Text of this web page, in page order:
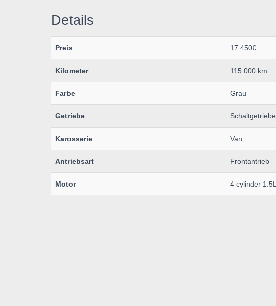
Details
Preis 17.450€
Kilometer 115.000 km
Farbe Grau
Getriebe Schaltgetriebe
Karosserie Van
Antriebsart Frontantrieb
Motor 4 cylinder 1.5L